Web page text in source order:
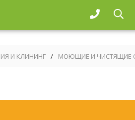
И КЛИНИНГ / МОЮЩИЕ И ЧИСТЯЩИЕ